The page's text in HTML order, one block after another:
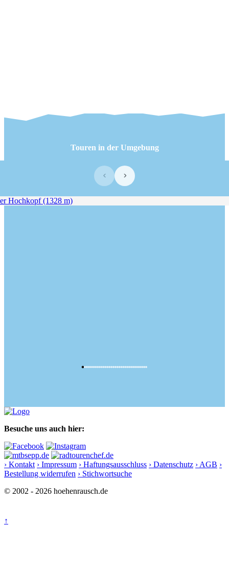
Touren in der Umgebung
‹ ›
Besuche uns auch hier:
› Kontakt › Impressum › Haftungsausschluss › Datenschutz › AGB ›
Bestellung widerrufen › Stichwortsuche
© 2002 - 2026 hoehenrausch.de
↑